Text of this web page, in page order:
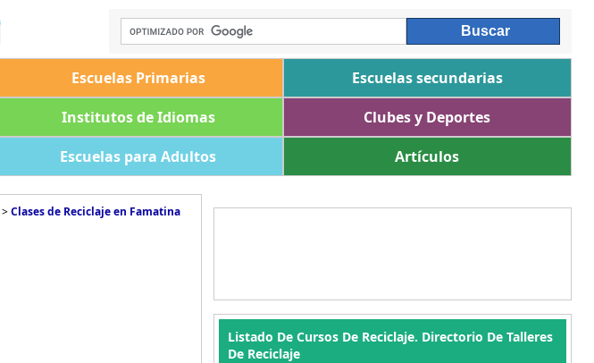
Escuelas Primarias
Escuelas secundarias
Institutos de Idiomas
Clubes y Deportes
Escuelas para Adultos Artículos
>Clases de Reciclaje en Famatina
Listado De Cursos De Reciclaje. Directorio De Talleres
De Reciclaje